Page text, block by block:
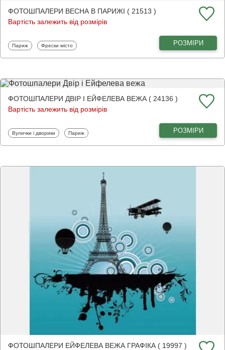
ФОТОШПАЛЕРИ ВЕСНА В ПАРИЖІ ( 21513 )
Вартість залежить від розмірів
Фотошпалери
Париж Фотошпалери
Фрески місто РОЗМІРИ
ФОТОШПАЛЕРИ ДВІР І ЕЙФЕЛЕВА ВЕЖА ( 24136 )
Вартість залежить від розмірів
Фотошпалери
Вулички і дворики Фотошпалери
Париж РОЗМІРИ
ФОТОШПАЛЕРИ ЕЙФЕЛЕВА ВЕЖА ГРАФІКА ( 19997 )